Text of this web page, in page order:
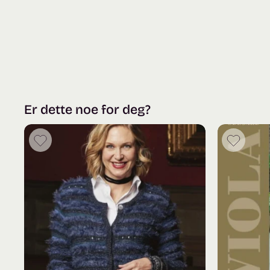
Er dette noe for deg?